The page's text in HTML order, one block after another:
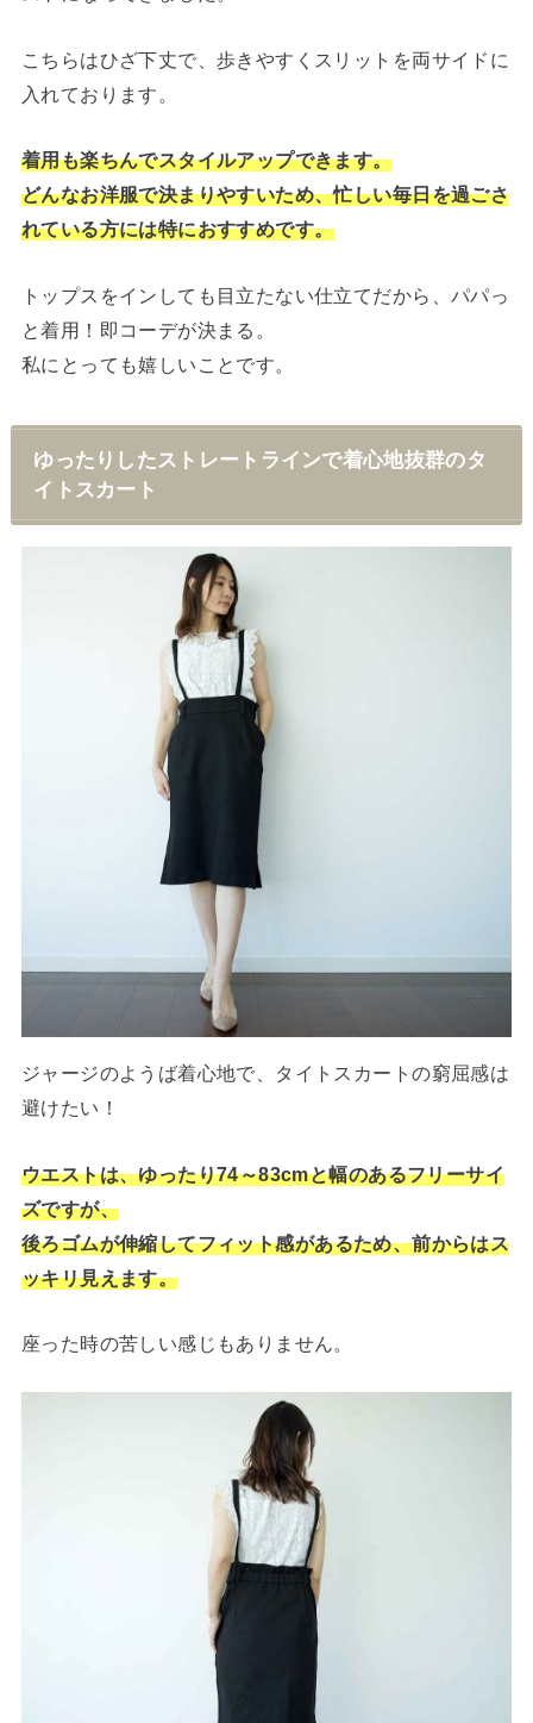
こちらはひざ下丈で、歩きやすくスリットを両サイドに
入れております。
着用も楽ちんでスタイルアップできます。
どんなお洋服で決まりやすいため、忙しい毎日を過ごさ
れている方には特におすすめです。
トップスをインしても目立たない仕立てだから、パパっ
と着用！即コーデが決まる。
私にとっても嬉しいことです。
ゆったりしたストレートラインで着心地抜群のタ
イトスカート
ジャージのようば着心地で、タイトスカートの窮屈感は
避けたい！
ウエストは、ゆったり74～83cmと幅のあるフリーサイ
ズですが、
後ろゴムが伸縮してフィット感があるため、前からはス
ッキリ見えます。
座った時の苦しい感じもありません。